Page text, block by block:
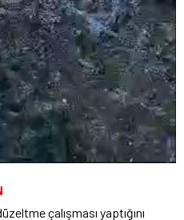
çalışması yaptığını